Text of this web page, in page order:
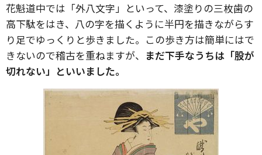
花魁道中では「外八文字」といって、漆塗りの三枚歯の
高下駄をはき、八の字を描くように半円を描きながらす
り足でゆっくりと歩きました。この歩き方は簡単にはで
きないので稽古を重ねますが、 まだ下手なうちは「股が
切れない」といいました。